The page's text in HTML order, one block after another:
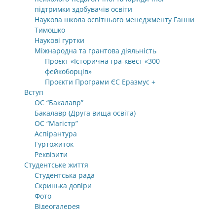
підтримки здобувачів освіти
Наукова школа освітнього менеджменту Ганни
Тимошко
Наукові гуртки
Міжнародна та грантова діяльність
Проєкт «Історична гра-квест «300
фейкоборців»
Проєкти Програми ЄС Еразмус +
Вступ
ОС “Бакалавр”
Бакалавр (Друга вища освіта)
ОС “Магістр”
Аспірантура
Гуртожиток
Реквізити
Студентське життя
Студентська рада
Скринька довіри
Фото
Відеогалерея